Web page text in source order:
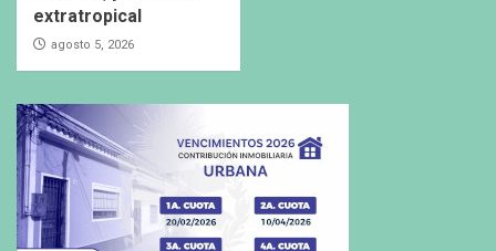
extratropical
agosto 5, 2026